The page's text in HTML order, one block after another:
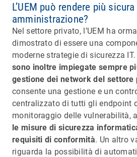
L’UEM può rendere più
amministrazione?
Nel settore privato, l’UEM ha
dimostrato di essere una
moderne strategie di sicurezza IT.
sono inoltre impiegate sempre
gestione dei network del settore
consente una gestione e un
centralizzato di tutti gli endpoint
monitoraggio delle vulnerabilità,
le misure di sicurezza
requisiti di conformità. Un altro
riguarda la possibilità di